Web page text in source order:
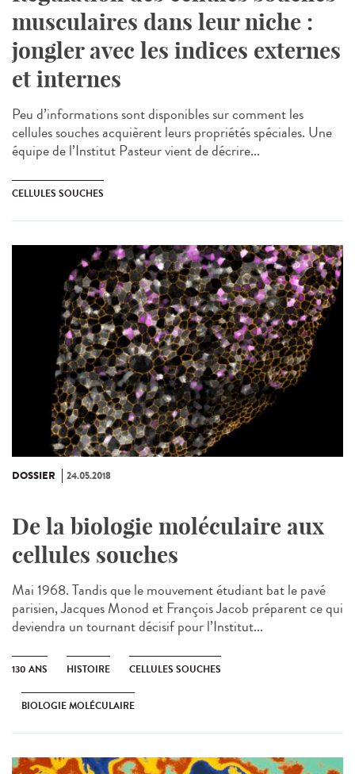
musculaires dans leur niche :
jongler avec les indices externes
et internes
Peu d’informations sont disponibles sur comment les
cellules souches acquièrent leurs propriétés spéciales. Une
équipe de l’Institut Pasteur vient de décrire...
CELLULES SOUCHES
DOSSIER 24.05.2018
De la biologie moléculaire aux
cellules souches
Mai 1968. Tandis que le mouvement étudiant bat le pavé
parisien, Jacques Monod et François Jacob préparent ce qui
deviendra un tournant décisif pour l’Institut...
130 ANS HISTOIRE CELLULES SOUCHES
BIOLOGIE MOLÉCULAIRE